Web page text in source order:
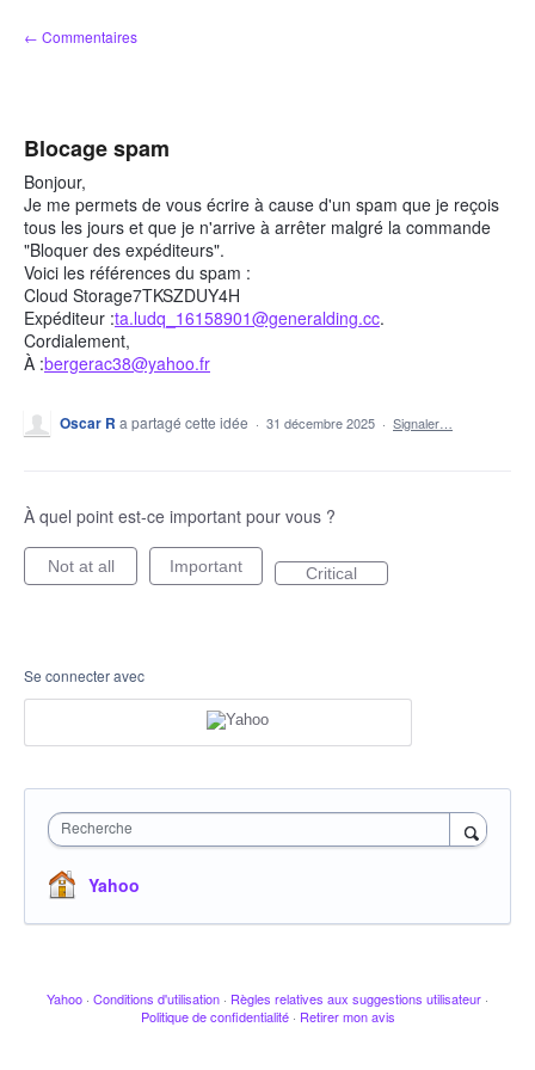
Aller
au
← Commentaires
Blocage spam
Bonjour,
Je me permets de vous écrire à cause d'un spam que je reçois
tous les jours et que je n'arrive à arrêter malgré la commande
"Bloquer des expéditeurs".
Voici les références du spam :
Cloud Storage7TKSZDUY4H
Expéditeur :ta.ludq_16158901@generalding.cc.
Cordialement,
À :bergerac38@yahoo.fr
Oscar R a partagé cette idée · 31 décembre 2025 · Signaler…
À quel point est-ce important pour vous ?
Not at all Important Critical
Se connecter avec
Recherche
Yahoo
Yahoo · Conditions d'utilisation · Règles relatives aux suggestions utilisateur ·
Politique de confidentialité · Retirer mon avis